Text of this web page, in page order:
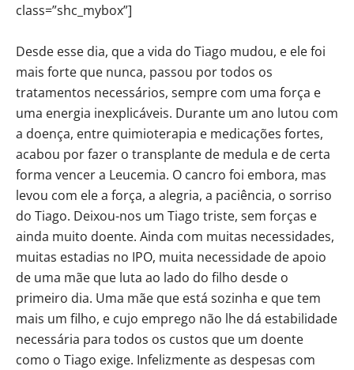
class=”shc_mybox”]
Desde esse dia, que a vida do Tiago mudou, e ele foi
mais forte que nunca, passou por todos os
tratamentos necessários, sempre com uma força e
uma energia inexplicáveis. Durante um ano lutou com
a doença, entre quimioterapia e medicações fortes,
acabou por fazer o transplante de medula e de certa
forma vencer a Leucemia. O cancro foi embora, mas
levou com ele a força, a alegria, a paciência, o sorriso
do Tiago. Deixou-nos um Tiago triste, sem forças e
ainda muito doente. Ainda com muitas necessidades,
muitas estadias no IPO, muita necessidade de apoio
de uma mãe que luta ao lado do filho desde o
primeiro dia. Uma mãe que está sozinha e que tem
mais um filho, e cujo emprego não lhe dá estabilidade
necessária para todos os custos que um doente
como o Tiago exige. Infelizmente as despesas com